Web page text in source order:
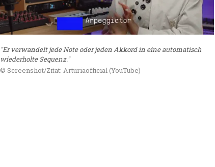
"Er verwandelt jede Note oder jeden Akkord in eine automatisch
wiederholte Sequenz."
© Screenshot/Zitat: Arturiaofficial (YouTube)